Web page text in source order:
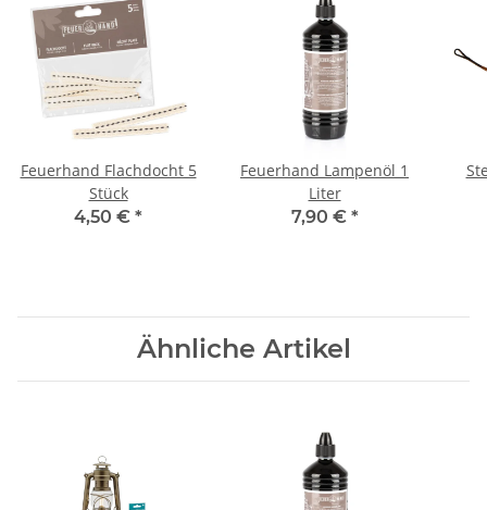
Feuerhand Flachdocht 5
Stück
4,50 € *
Feuerhand Lampenöl 1
Liter
7,90 € *
Ähnliche Artikel